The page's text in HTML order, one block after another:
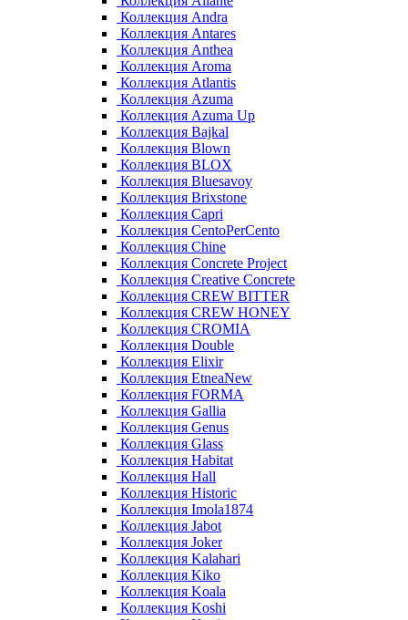
Коллекция Andra
Коллекция Antares
Коллекция Anthea
Коллекция Aroma
Коллекция Atlantis
Коллекция Azuma
Коллекция Azuma Up
Коллекция Bajkal
Коллекция Blown
Коллекция BLOX
Коллекция Bluesavoy
Коллекция Brixstone
Коллекция Capri
Коллекция CentoPerCento
Коллекция Chine
Коллекция Concrete Project
Коллекция Creative Concrete
Коллекция CREW BITTER
Коллекция CREW HONEY
Коллекция CROMIA
Коллекция Double
Коллекция Elixir
Коллекция EtneaNew
Коллекция FORMA
Коллекция Gallia
Коллекция Genus
Коллекция Glass
Коллекция Habitat
Коллекция Hall
Коллекция Historic
Коллекция Imola1874
Коллекция Jabot
Коллекция Joker
Коллекция Kalahari
Коллекция Kiko
Коллекция Koala
Коллекция Koshi